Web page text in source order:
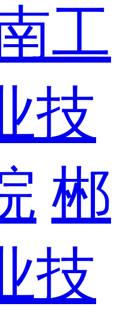
工
技
郴
技